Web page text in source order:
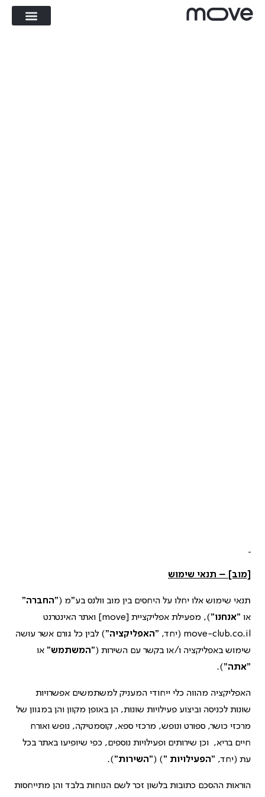
[מוב] – תנאי שימוש
תנאי שימוש אלו יחלו על היחסים בין מוב וולנס בע"מ ("החברה"
או "אנחנו
"), מפעילת אפליקציית [move] ואתר האינטרנט
move-club.co.il (יחד, "
האפליקציה") לבין כל גורם אשר עושה
שימוש באפליקציה ו/או בקשר עם השירות ("המשתמש" או
"אתה").
האפליקציה מהווה כלי ייחודי המעניק למשתמשים אפשרויות
שונות לכניסה וביצוע פעילויות שונות, הן באופן מקוון והן במגוון של
מרכזי כושר, ספורט ונופש, מרכזי ספא, קוסמטיקה, נופש ואורח
חיים בריא, וכן שירותים ופעילויות נוספים, כפי שיופיעו באתר בכל
עת (יחד, "הפעילויות ") ("השירות").
הוראות ההסכם כתובות בלשון זכר לשם הנוחות בלבד והן מתייחסות